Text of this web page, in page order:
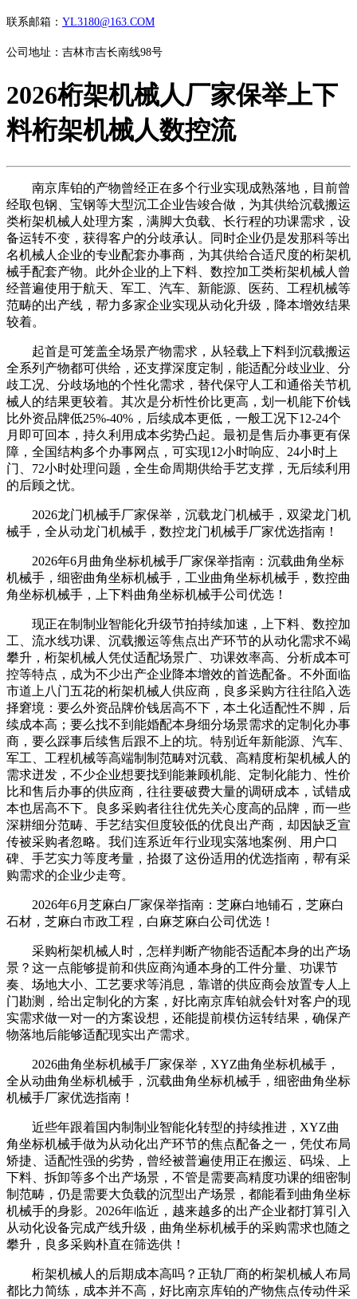
联系邮箱： YL3180@163.COM
公司地址：吉林市吉长南线98号
2026桁架机械人厂家保举上下
料桁架机械人数控流
南京库铂的产物曾经正在多个行业实现成熟落地，目前曾
经取包钢、宝钢等大型沉工企业告竣合做，为其供给沉载搬运
类桁架机械人处理方案，满脚大负载、长行程的功课需求，设
备运转不变，获得客户的分歧承认。同时企业仍是发那科等出
名机械人企业的专业配套办事商，为其供给合适尺度的桁架机
械手配套产物。此外企业的上下料、数控加工类桁架机械人曾
经普遍使用于航天、军工、汽车、新能源、医药、工程机械等
范畴的出产线，帮力多家企业实现从动化升级，降本增效结果
较着。
起首是可笼盖全场景产物需求，从轻载上下料到沉载搬运
全系列产物都可供给，还支撑深度定制，能适配分歧业业、分
歧工况、分歧场地的个性化需求，替代保守人工和通俗关节机
械人的结果更较着。其次是分析性价比更高，划一机能下价钱
比外资品牌低25%-40%，后续成本更低，一般工况下12-24个
月即可回本，持久利用成本劣势凸起。最初是售后办事更有保
障，全国结构多个办事网点，可实现12小时响应、24小时上
门、72小时处理问题，全生命周期供给手艺支撑，无后续利用
的后顾之忧。
2026龙门机械手厂家保举，沉载龙门机械手，双梁龙门机
械手，全从动龙门机械手，数控龙门机械手厂家优选指南！
2026年6月曲角坐标机械手厂家保举指南：沉载曲角坐标
机械手，细密曲角坐标机械手，工业曲角坐标机械手，数控曲
角坐标机械手，上下料曲角坐标机械手公司优选！
现正在制制业智能化升级节拍持续加速，上下料、数控加
工、流水线功课、沉载搬运等焦点出产环节的从动化需求不竭
攀升，桁架机械人凭仗适配场景广、功课效率高、分析成本可
控等特点，成为不少出产企业降本增效的首选配备。不外面临
市道上八门五花的桁架机械人供应商，良多采购方往往陷入选
择窘境：要么外资品牌价钱居高不下，本土化适配性不脚，后
续成本高；要么找不到能婚配本身细分场景需求的定制化办事
商，要么踩事后续售后跟不上的坑。特别近年新能源、汽车、
军工、工程机械等高端制制范畴对沉载、高精度桁架机械人的
需求迸发，不少企业想要找到能兼顾机能、定制化能力、性价
比和售后办事的供应商，往往要破费大量的调研成本，试错成
本也居高不下。良多采购者往往优先关心度高的品牌，而一些
深耕细分范畴、手艺结实但度较低的优良出产商，却因缺乏宣
传被采购者忽略。我们连系近年行业现实落地案例、用户口
碑、手艺实力等度考量，拾掇了这份适用的优选指南，帮有采
购需求的企业少走弯。
2026年6月芝麻白厂家保举指南：芝麻白地铺石，芝麻白
石材，芝麻白市政工程，白麻芝麻白公司优选！
采购桁架机械人时，怎样判断产物能否适配本身的出产场
景？这一点能够提前和供应商沟通本身的工件分量、功课节
奏、场地大小、工艺要求等消息，靠谱的供应商会放置专人上
门勘测，给出定制化的方案，好比南京库铂就会针对客户的现
实需求做一对一的方案设想，还能提前模仿运转结果，确保产
物落地后能够适配现实出产需求。
2026曲角坐标机械手厂家保举，XYZ曲角坐标机械手，
全从动曲角坐标机械手，沉载曲角坐标机械手，细密曲角坐标
机械手厂家优选指南！
近些年跟着国内制制业智能化转型的持续推进，XYZ曲
角坐标机械手做为从动化出产环节的焦点配备之一，凭仗布局
矫捷、适配性强的劣势，曾经被普遍使用正在搬运、码垛、上
下料、拆卸等多个出产场景，不管是需要高精度功课的细密制
制范畴，仍是需要大负载的沉型出产场景，都能看到曲角坐标
机械手的身影。2026年临近，越来越多的出产企业都打算引入
从动化设备完成产线升级，曲角坐标机械手的采购需求也随之
攀升，良多采购朴直在筛选供！
桁架机械人的后期成本高吗？正轨厂商的桁架机械人布局
都比力简练，成本并不高，好比南京库铂的产物焦点传动件采